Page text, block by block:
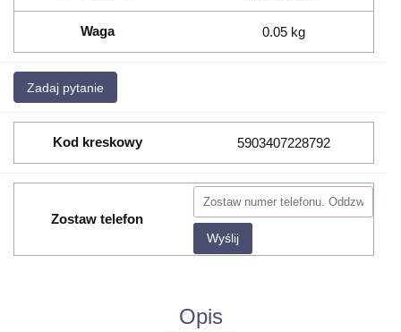
Waga 0.05 kg
Zadaj pytanie
Kod kreskowy 5903407228792
Zostaw telefon
Wyślij
Opis